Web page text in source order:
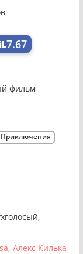
7.67
фильм
Приключения
Алекс Килька